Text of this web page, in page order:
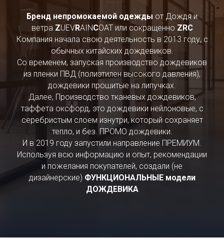
Бренд непромокаемой одежды от Дождя и
ветра ZUEVRAINCOAT или сокращенно ZRC
Компания начала свою деятельность в 2013 году, с
обычных китайских дождевиков.
Со временем, запуская производство дождевиков
из пленки ПВД (полиэтилен высокого давления),
дождевики прошитые на липучках.
Далее, Производство тканевых дождевиков,
таффета оксфорд, это дождевики нейлоновые, с
серебристым слоем изнутри, который сохраняет
тепло, и без. ПРОМО дождевики.
И в 2019 году запустили направление ПРЕМИУМ.
Используя всю информацию и опыт, рекомендации
и пожелания покупателей, создали (не
дизайнерские) ФУНКЦИОНАЛЬНЫЕ модели
ДОЖДЕВИКА